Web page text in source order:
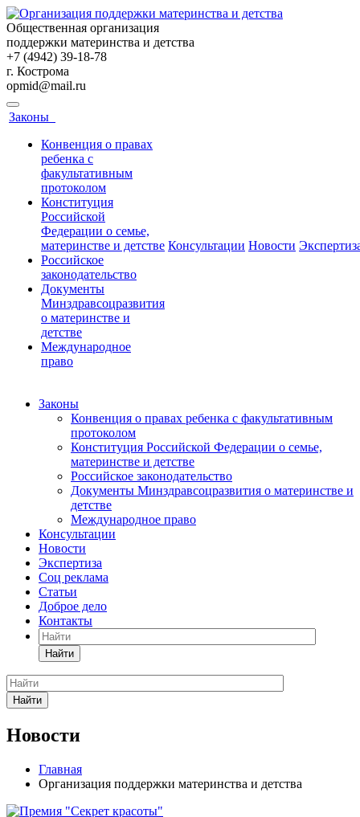
Общественная организация
поддержки материнства и детства
+7 (4942) 39-18-78
г. Кострома
opmid@mail.ru
Законы
Конвенция о правах
ребенка с
факультативным
протоколом
Конституция
Российской
Федерации о семье,
материнстве и детстве
Российское
законодательство
Документы
Минздравсоцразвития
о материнстве и
детстве
Международное
право
Консультации Новости
Законы
Конвенция о правах ребенка с факультативным
протоколом
Конституция Российской Федерации о семье,
материнстве и детстве
Российское законодательство
Документы Минздравсоцразвития о материнстве и
детстве
Международное право
Консультации
Новости
Экспертиза
Соц реклама
Статьи
Доброе дело
Контакты
Найти
Найти
Новости
Главная
Организация поддержки материнства и детства